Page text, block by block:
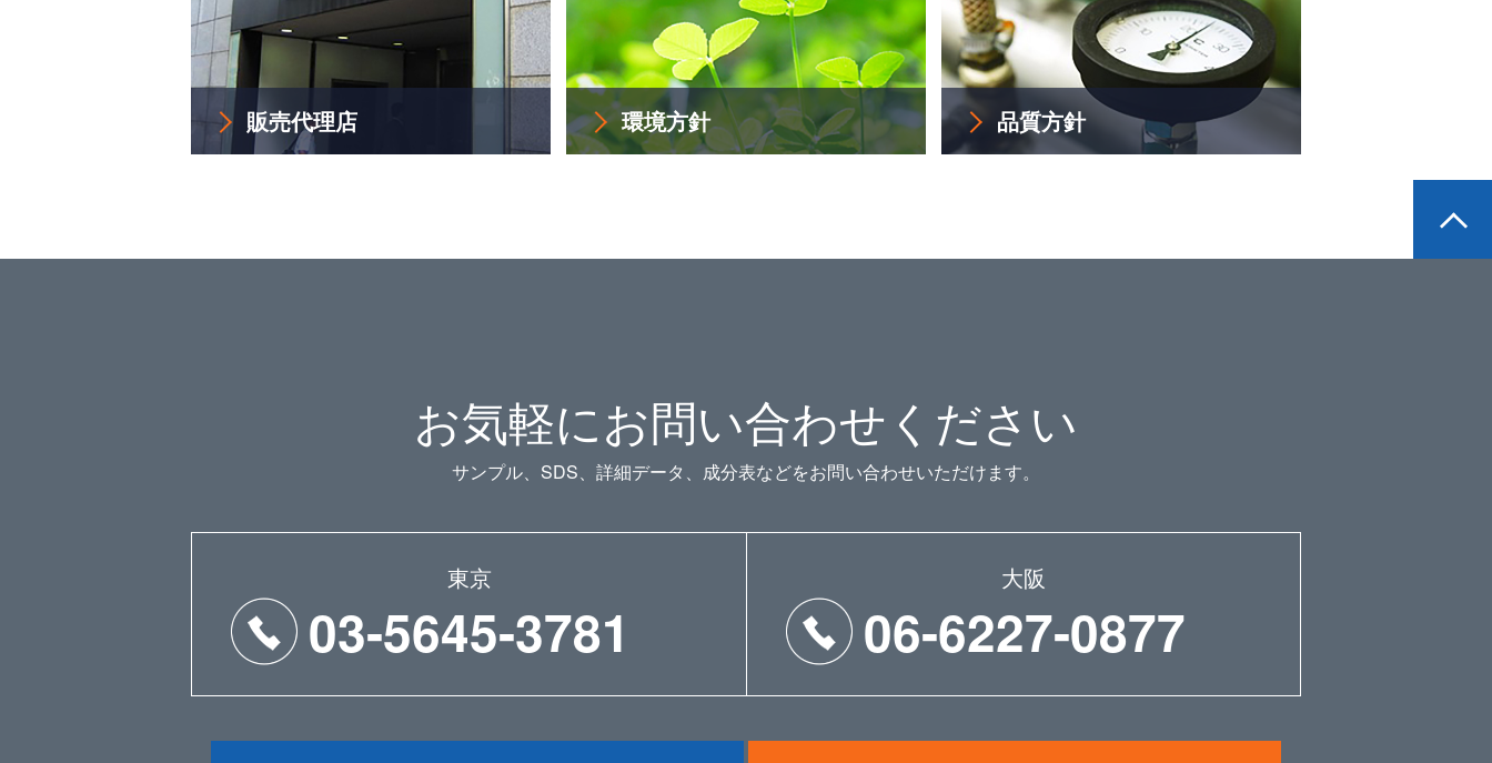
販売代理店 環境方針 品質方針
お気軽にお問い合わせください
サンプル、SDS、詳細データ、成分表などをお問い合わせいただけます。
東京
03-5645-3781
大阪
06-6227-0877